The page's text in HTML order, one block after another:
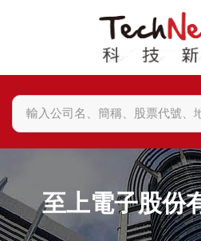
至上電子股份